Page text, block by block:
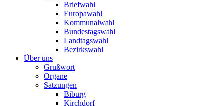
Briefwahl
Europawahl
Kommunalwahl
Bundestagswahl
Landtagswahl
Bezirkswahl
Über uns
Grußwort
Organe
Satzungen
Biburg
Kirchdorf